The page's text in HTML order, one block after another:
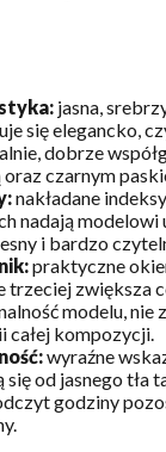
jasna,
się elegancko,
dobrze
czarnym
nakładane
nadają modelowi
i bardzo
praktyczne
trzeciej zwiększa
modelu, nie
całej kompozycji.
wyraźne
się od jasnego tła
godziny